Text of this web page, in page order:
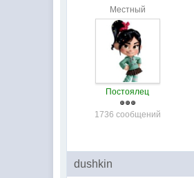
Местный
Постоялец
1736 сообщений
dushkin